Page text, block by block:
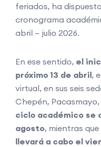
feriados, ha
cronograma
abril – julio 2026.
En ese sentido, el
próximo 13 de abril,
virtual, en sus seis
Chepén,
ciclo académico se
agosto, mientras que
llevará a cabo el